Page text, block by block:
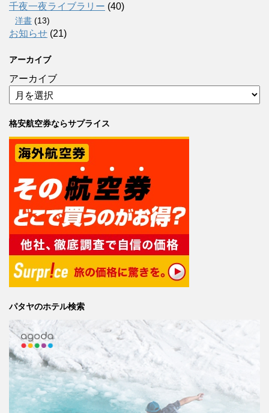
千夜一夜ライブラリー (40)
洋書 (13)
お知らせ (21)
アーカイブ
アーカイブ
格安航空券ならサプライス
パタヤのホテル検索